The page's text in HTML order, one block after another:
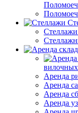
вилочных
Аренда
Аренда
Аренда
Аренда